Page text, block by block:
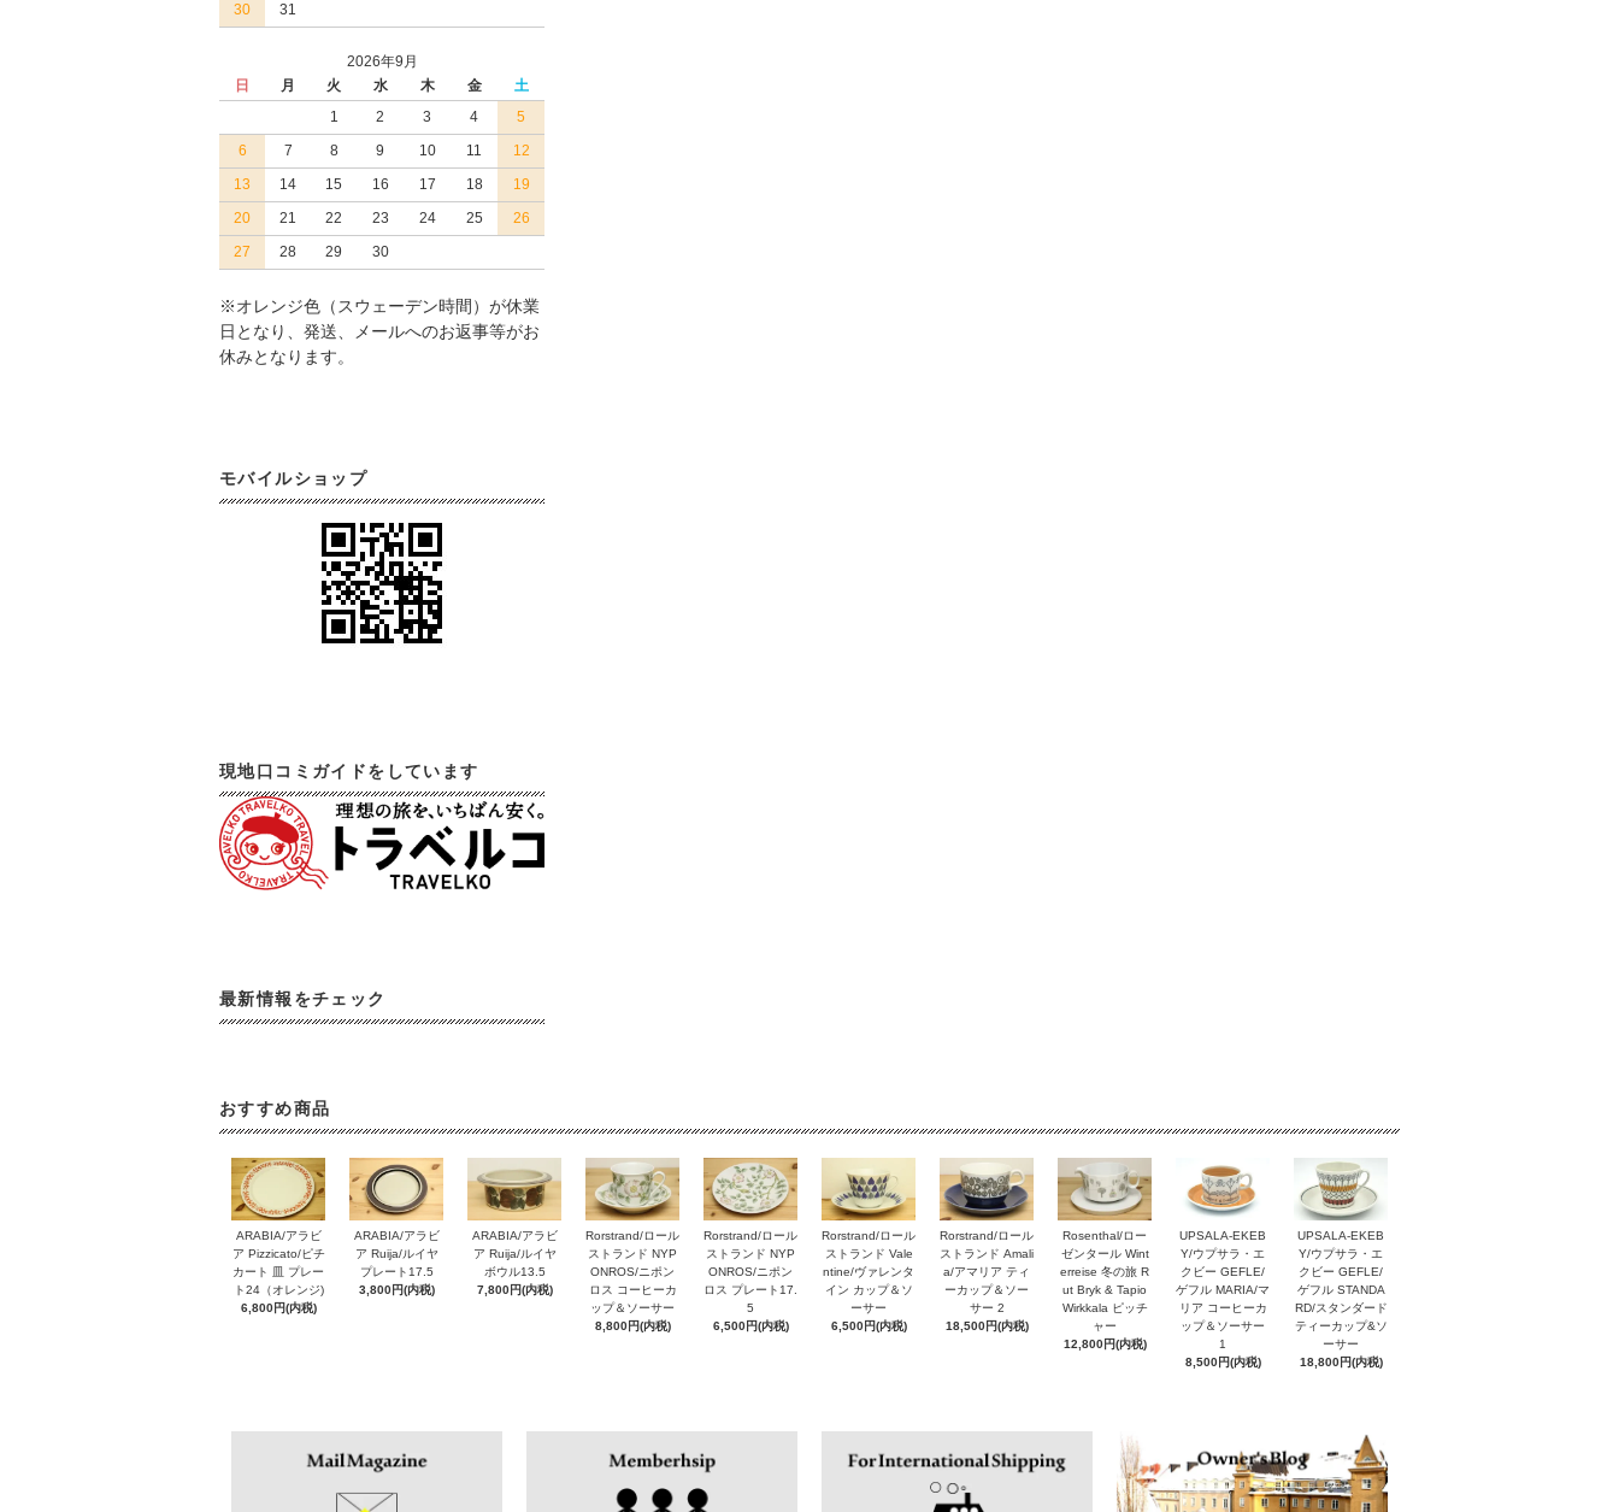
30
31
2026年9月
日
月 火 水 木 金
土
1
2 3 4
5
6
7 8 9 10 11
12
13
14 15 16 17 18
19
20
21 22 23 24 25
26
27
28 29 30
※オレンジ色（スウェーデン時間）が休業
日となり、発送、メールへのお返事等がお
休みとなります。
モバイルショップ
現地口コミガイドをしています
最新情報をチェック
おすすめ商品
ARABIA/アラビ
ア Pizzicato/ピチ
カート 皿 プレー
ト24（オレンジ)
6,800円(内税)
ARABIA/アラビ
ア Ruija/ルイヤ
プレート17.5
3,800円(内税)
ARABIA/アラビ
ア Ruija/ルイヤ
ボウル13.5
7,800円(内税)
Rorstrand/ロール
ストランド NYP
ONROS/ニポン
ロス コーヒーカ
ップ＆ソーサー
8,800円(内税)
Rorstrand/ロール
ストランド NYP
ONROS/ニポン
ロス プレート17.
5
6,500円(内税)
Rorstrand/ロール
ストランド Vale
ntine/ヴァレンタ
イン カップ＆ソ
ーサー
6,500円(内税)
Rorstrand/ロール
ストランド Amali
a/アマリア ティ
ーカップ＆ソー
サー 2
18,500円(内税)
Rosenthal/ロー
ゼンタール Wint
erreise 冬の旅 R
ut Bryk & Tapio
Wirkkala ピッチ
ャー
12,800円(内税)
UPSALA-EKEB
Y/ウプサラ・エ
クビー GEFLE/
ゲフル MARIA/マ
リア コーヒーカ
ップ＆ソーサー
1
8,500円(内税)
UPSALA-EKEB
Y/ウプサラ・エ
クビー GEFLE/
ゲフル STANDA
RD/スタンダード
ティーカップ&ソ
ーサー
18,800円(内税)